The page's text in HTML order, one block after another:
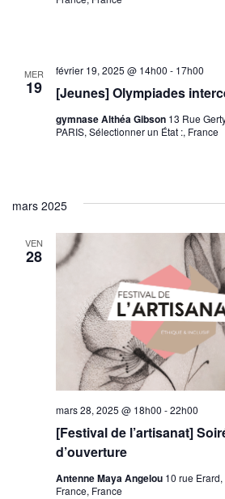
MER
19 [Jeunes] Olympiades
février 19, 2025 @ 14h00 - 17h00
gymnase Althéa Gibson 13 Rue
PARIS, Sélectionner un État :, France
mars 2025
VEN
28
[Festival de l’artisanat]
d’ouverture
mars 28, 2025 @ 18h00 -22h00
Antenne Maya Angelou 10 rue
France, France